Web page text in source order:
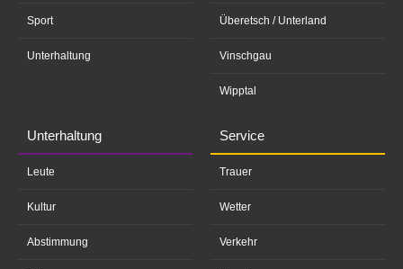
Sport
Unterhaltung
Überetsch / Unterland
Vinschgau
Wipptal
Unterhaltung
Leute
Kultur
Abstimmung
Service
Trauer
Wetter
Verkehr